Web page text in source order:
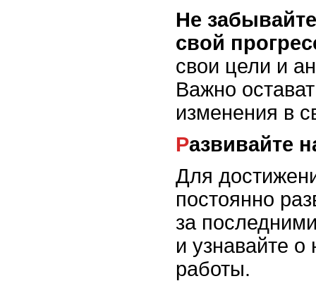
Не
свой
свои цели и
Важно
изменения в
Развивайте
Для
постоянно
за
и узнавайте о
работы.